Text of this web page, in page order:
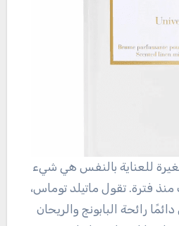
للعناية بالنفس هي شيء
فترة. تقول ماتيلد توماس،
رائحة البابونج والريحان